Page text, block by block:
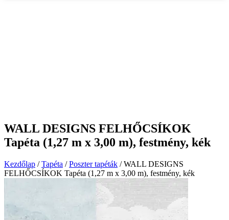
WALL DESIGNS FELHŐCSÍKOK
Tapéta (1,27 m x 3,00 m), festmény, kék
Kezdőlap /Tapéta /Poszter tapéták / WALL DESIGNS
FELHŐCSÍKOK Tapéta (1,27 m x 3,00 m), festmény, kék